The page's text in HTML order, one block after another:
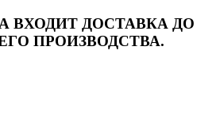
ВХОДИТ ДОСТАВКА ДО
ПРОИЗВОДСТВА.